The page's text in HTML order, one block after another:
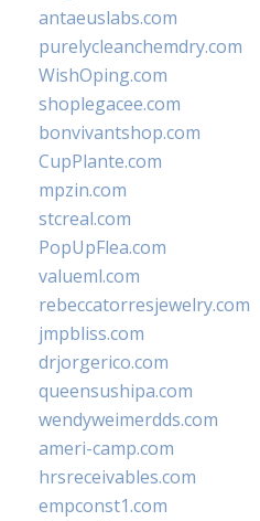
antaeuslabs.com
purelycleanchemdry.com
WishOping.com
shoplegacee.com
bonvivantshop.com
CupPlante.com
mpzin.com
stcreal.com
PopUpFlea.com
valueml.com
rebeccatorresjewelry.com
jmpbliss.com
drjorgerico.com
queensushipa.com
wendyweimerdds.com
ameri-camp.com
hrsreceivables.com
empconst1.com